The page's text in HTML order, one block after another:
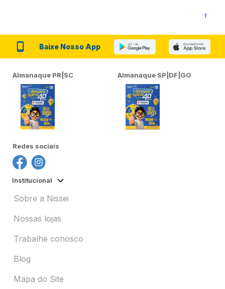
1
Baixe Nosso App
Almanaque PR|SC Almanaque SP|DF|GO
Redes sociais
Institucional
Sobre a Nissei
Nossas lojas
Trabalhe conosco
Blog
Mapa do Site